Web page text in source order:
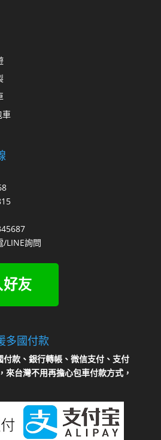
車
LINE詢問
多國付款
付款、銀行轉帳、微信支付、支付
台灣不用再擔心包車付款方式，